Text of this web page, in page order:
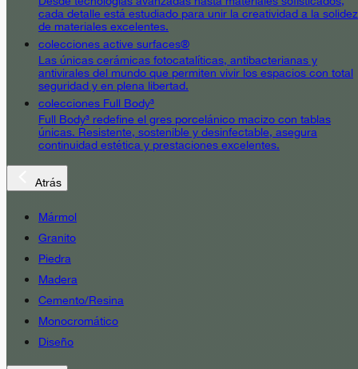
cada detalle está estudiado para unir la creatividad a la solidez
de materiales excelentes.
colecciones active surfaces®
Las únicas cerámicas fotocatalíticas, antibacterianas y
antivirales del mundo que permiten vivir los espacios con total
seguridad y en plena libertad.
colecciones Full Body³
Full Body³ redefine el gres porcelánico macizo con tablas
únicas. Resistente, sostenible y desinfectable, asegura
continuidad estética y prestaciones excelentes.
Atrás
Mármol
Granito
Piedra
Madera
Cemento/Resina
Monocromático
Diseño